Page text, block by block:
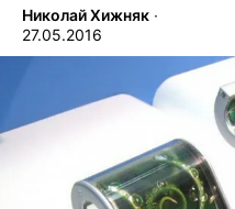
Николай Хижняк ∙
27.05.2016